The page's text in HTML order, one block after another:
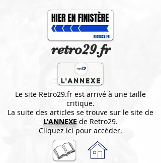
retro29.fr
Le site Retro29.fr est arrivé à une taille
critique.
La suite des articles se trouve sur le site de
L'ANNEXE de Retro29.
Cliquez ici pour accéder.